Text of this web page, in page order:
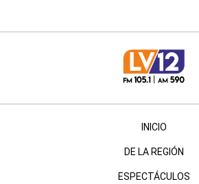
INICIO
DE LA REGIÓN
ESPECTÁCULOS